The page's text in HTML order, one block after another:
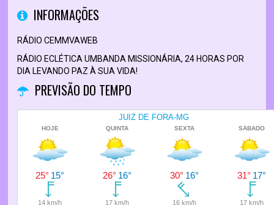
INFORMAÇÕES
RÁDIO CEMMVAWEB
RÁDIO ECLÉTICA UMBANDA MISSIONÁRIA, 24 HORAS POR
DIA LEVANDO PAZ À SUA VIDA!
PREVISÃO DO TEMPO